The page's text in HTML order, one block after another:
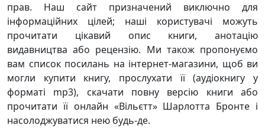
прав. Наш сайт призначений виключно для
інформаційних цілей; наші користувачі можуть
прочитати цікавий опис книги, анотацію
видавництва або рецензію. Ми також пропонуємо
вам список посилань на інтернет-магазини, щоб ви
могли купити книгу, прослухати її (аудіокнигу у
форматі mp3), скачати повну версію книги або
прочитати її онлайн «Вільєтт» Шарлотта Бронте і
насолоджуватися нею будь-де.